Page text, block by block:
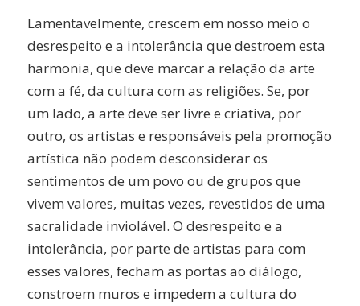
Lamentavelmente, crescem em nosso meio o
desrespeito e a intolerância que destroem esta
harmonia, que deve marcar a relação da arte
com a fé, da cultura com as religiões. Se, por
um lado, a arte deve ser livre e criativa, por
outro, os artistas e responsáveis pela promoção
artística não podem desconsiderar os
sentimentos de um povo ou de grupos que
vivem valores, muitas vezes, revestidos de uma
sacralidade inviolável. O desrespeito e a
intolerância, por parte de artistas para com
esses valores, fecham as portas ao diálogo,
constroem muros e impedem a cultura do